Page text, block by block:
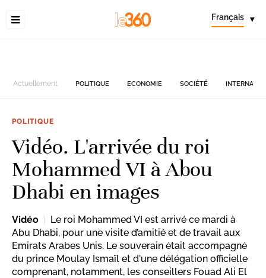
Français ▾
Actuellement POLITIQUE ECONOMIE SOCIÉTÉ
POLITIQUE
Vidéo. L'arrivée du roi
Mohammed VI à Abou
Dhabi en images
Vidéo
Le roi Mohammed VI est arrivé ce mardi à
Abu Dhabi, pour une visite d’amitié et de travail aux
Emirats Arabes Unis. Le souverain était accompagné
du prince Moulay Ismaïl et d'une délégation officielle
comprenant, notamment, les conseillers Fouad Ali El